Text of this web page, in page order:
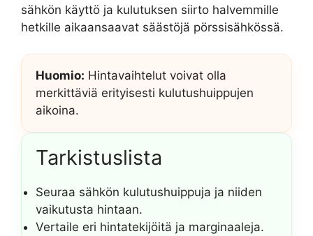
sähkön käyttö ja kulutuksen siirto halvemmille
hetkille aikaansaavat säästöjä pörssisähkössä.
Huomio: Hintavaihtelut voivat olla
merkittäviä erityisesti kulutushuippujen
aikoina.
Tarkistuslista
Seuraa sähkön kulutushuippuja ja niiden
vaikutusta hintaan.
Vertaile eri hintatekijöitä ja marginaaleja.